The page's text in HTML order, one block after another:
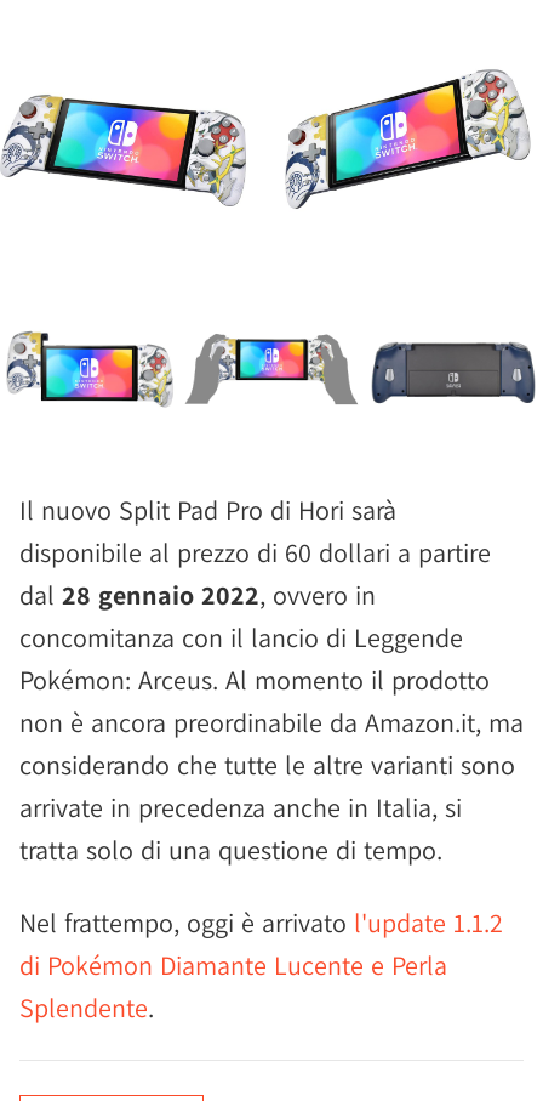
Il nuovo Split Pad Pro di Hori sarà
disponibile al prezzo di 60 dollari a partire
dal 28 gennaio 2022, ovvero in
concomitanza con il lancio di Leggende
Pokémon: Arceus. Al momento il prodotto
non è ancora preordinabile da Amazon.it, ma
considerando che tutte le altre varianti sono
arrivate in precedenza anche in Italia, si
tratta solo di una questione di tempo.
Nel frattempo, oggi è arrivato l'update 1.1.2
di Pokémon Diamante Lucente e Perla
Splendente.